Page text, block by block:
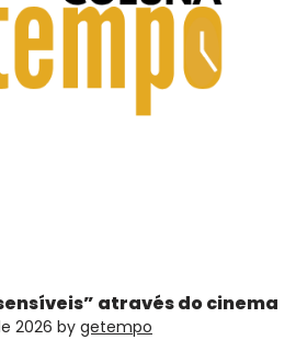
através do cinema
2026 by getempo